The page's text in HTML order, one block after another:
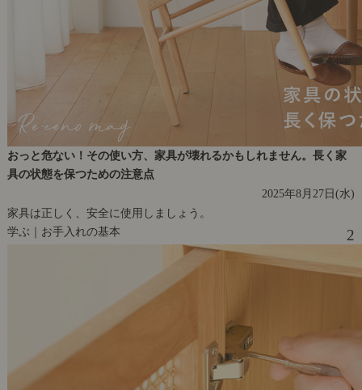
おっと危ない！その使い方、家具が壊れるかもしれません。長く家
具の状態を保つための注意点
2025年8月27日(水)
家具は正しく、安全に使用しましょう。
学ぶ｜お手入れの基本
2